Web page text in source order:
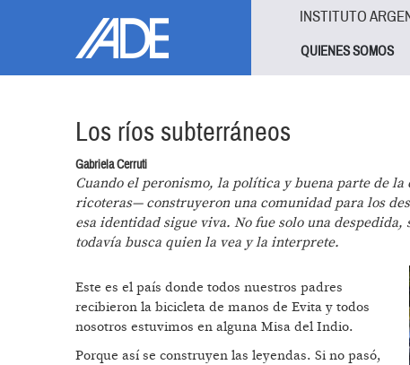
INSTITUTO
QUIENES SOMOS
Los ríos subterráneos
Gabriela Cerruti
Cuando el peronismo, la política y buena parte de
ricoteras— construyeron una comunidad para los
esa identidad sigue viva. No fue solo una
todavía busca quien la vea y la interprete.
Este es el país donde todos nuestros padres
recibieron la bicicleta de manos de Evita y todos
nosotros estuvimos en alguna Misa del Indio.
Porque así se construyen las leyendas. Si no pasó,